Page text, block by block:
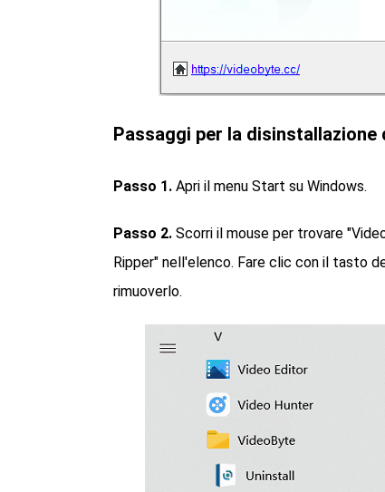
Passaggi per la disinstallazione
Passo 1. Apri il menu Start su Windows.
Passo 2. Scorri il mouse per trovare
Ripper" nell'elenco. Fare clic con il tasto
rimuoverlo.